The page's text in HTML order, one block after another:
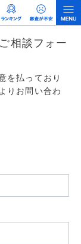
相談フォー
を払っており
りお問い合わ